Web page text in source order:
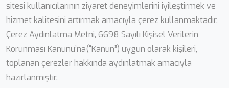
sitesi kullanıcılarının ziyaret deneyimlerini iyileştirmek ve
hizmet kalitesini artırmak amacıyla çerez kullanmaktadır.
Çerez Aydınlatma Metni, 6698 Sayılı Kişisel Verilerin
Korunması Kanunu’na(“Kanun”) uygun olarak kişileri,
toplanan çerezler hakkında aydınlatmak amacıyla
hazırlanmıştır.